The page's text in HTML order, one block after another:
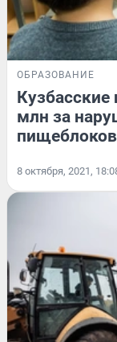
ОБРАЗОВАНИЕ
млн за
8 октября, 2021,